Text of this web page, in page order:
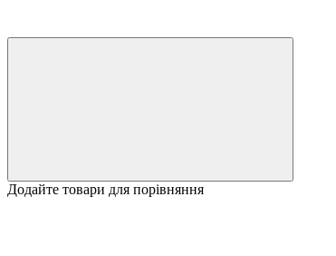
Додайте товари для порівняння